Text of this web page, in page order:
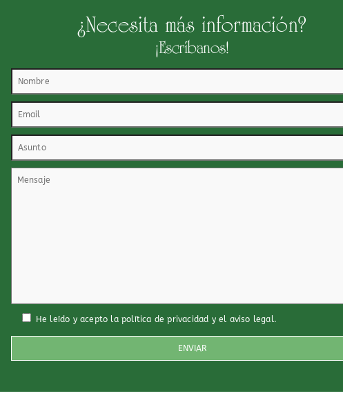
¿Necesita más información?
¡Escríbanos!
He leído y acepto la política de privacidad y el aviso legal.